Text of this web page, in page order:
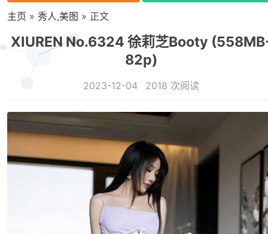
主页 » 秀人,美图 » 正文
XIUREN No.6324 徐莉芝Booty
82p)
2023-12-04 2018 次阅读